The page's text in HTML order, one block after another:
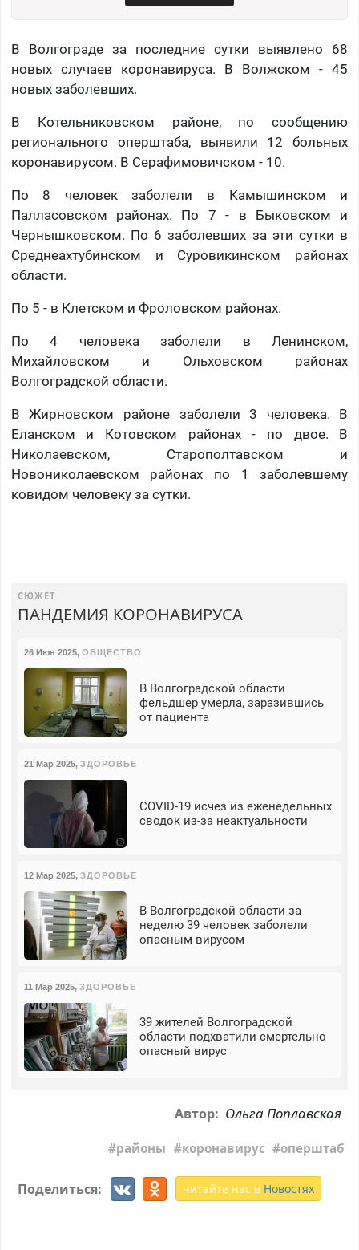
В Волгограде за последние сутки выявлено 68
новых случаев коронавируса. В Волжском - 45
новых заболевших.
В Котельниковском районе, по сообщению
регионального оперштаба, выявили 12 больных
коронавирусом. В Серафимовичском - 10.
По 8 человек заболели в Камышинском и
Палласовском районах. По 7 - в Быковском и
Чернышковском. По 6 заболевших за эти сутки в
Среднеахтубинском и Суровикинском районах
области.
По 5 - в Клетском и Фроловском районах.
По 4 человека заболели в Ленинском,
Михайловском и Ольховском районах
Волгоградской области.
В Жирновском районе заболели 3 человека. В
Еланском и Котовском районах - по двое. В
Николаевском, Старополтавском и
Новониколаевском районах по 1 заболевшему
ковидом человеку за сутки.
СЮЖЕТ
ПАНДЕМИЯ КОРОНАВИРУСА
26 Июн 2025, ОБЩЕСТВО
В Волгоградской области
фельдшер умерла, заразившись
от пациента
21 Мар 2025, ЗДОРОВЬЕ
COVID-19 исчез из еженедельных
сводок из-за неактуальности
12 Мар 2025, ЗДОРОВЬЕ
В Волгоградской области за
неделю 39 человек заболели
опасным вирусом
11 Мар 2025, ЗДОРОВЬЕ
39 жителей Волгоградской
области подхватили смертельно
опасный вирус
Автор: Ольга Поплавская
районы коронавирус оперштаб
Поделиться: читайте нас в Новостях